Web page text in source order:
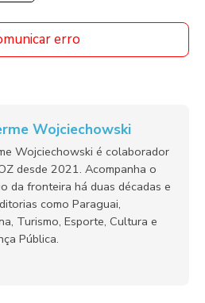
erro
Wojciechowski
Wojciechowski é colaborador
desde 2021. Acompanha o
da fronteira há duas décadas e
como Paraguai,
Turismo, Esporte, Cultura e
Pública.